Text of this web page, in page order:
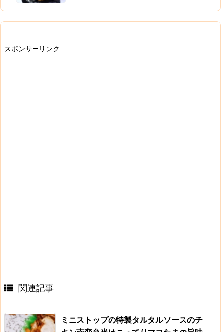
スポンサーリンク
 関連記事
ミニストップの特製タルタルソースのチ